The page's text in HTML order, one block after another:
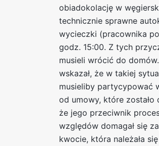
obiadokolację w
technicznie sprawne
wycieczki (pracownika
godz. 15:00. Z tych
musieli wrócić do
wskazał, że w takiej
musieliby partycypować
od umowy, które zostało
że jego przeciwnik
względów domagał się
kwocie, która należała